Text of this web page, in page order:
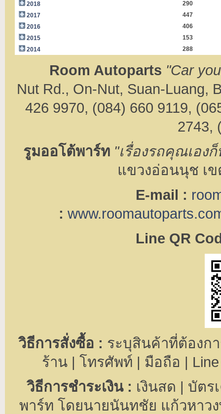
2018
290
2017
447
2016
406
2015
153
2014
288
Room Autoparts "Car
Nut Rd., On-Nut, Suan-Luang,
426 9970, (084) 660 9119,
2743,
รูมออโต้พาร์ท "เรื่องรถคุณเอง
แขวงอ่อนนุช เ
E-mail :
:
Line QR
วิธีการสั่งซื้อ : ระบุสินค้าที่ต้องก
ร้าน | โทรศัพท์ | มือถือ |
วิธีการชำระเงิน : เงินสด | บัต
พาร์ท โดยนายนันทชัย แก้วหาว